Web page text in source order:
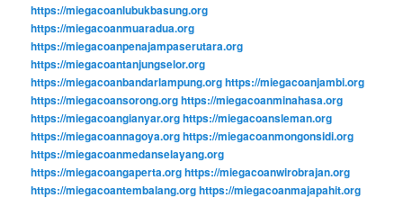
https://miegacoanlubukbasung.org
https://miegacoanmuaradua.org
https://miegacoanpenajampaserutara.org
https://miegacoantanjungselor.org
https://miegacoanbandarlampung.orghttps://miegacoanjambi.org
https://miegacoansorong.orghttps://miegacoanminahasa.org
https://miegacoangianyar.orghttps://miegacoansleman.org
https://miegacoannagoya.orghttps://miegacoanmongonsidi.org
https://miegacoanmedanselayang.org
https://miegacoangaperta.orghttps://miegacoanwirobrajan.org
https://miegacoantembalang.orghttps://miegacoanmajapahit.org